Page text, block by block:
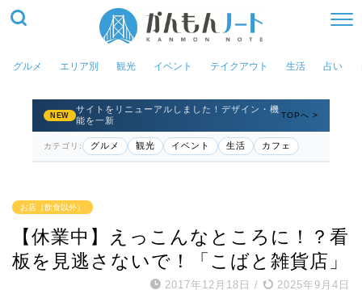
グルメ エリア別 観光 イベント テイクアウト 生活 占い
NEW
サイトをリニューアルしました！デザイン・機
能を一新
TOPへ >
カテゴリ: グルメ 観光 イベント 生活 カフェ
お店（飲食以外）
【休業中】えっこんなところに！？看
板を見逃さないで！「こばと雑貨店」
2017年12月18日 / 2025年9月4日